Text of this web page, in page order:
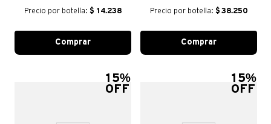
Precio por botella: $ 14.238
Comprar
Precio por botella: $ 38.250
Comprar
15%
OFF
15%
OFF